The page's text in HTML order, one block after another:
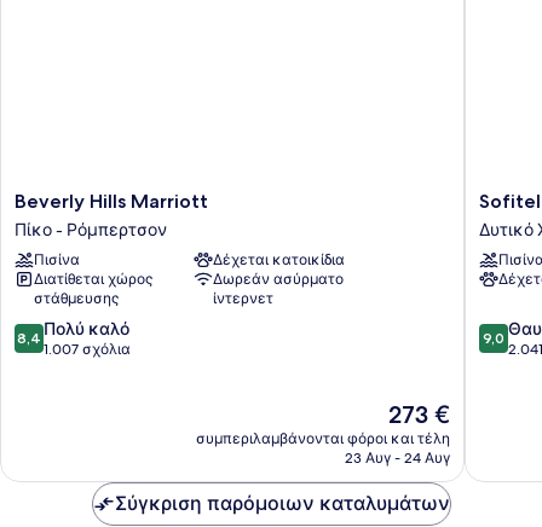
Beverly
Hills
Marriott
Πίκο
-
Ρόμπερτσον
Beverly Hills Marriott
Πίκο - Ρόμπερτσον
Πισίνα
Δέχεται κατοικίδια
Διατίθεται χώρος
στάθμευσης
Δωρεάν ασύρματο
ίντερνετ
8.4
στα
8,4 Πολύ καλό
1.007 σχόλια
Η
τιμή
είναι
273 €
συμπεριλαμβάνονται φόροι και τέλη
23 Αυγ - 24 Αυγ
Sofitel
LA
at
Beverly
Hills
Sofitel
Δυτικό
9.0
στα
9,0
Σύγκριση παρόμοιων καταλυμάτων